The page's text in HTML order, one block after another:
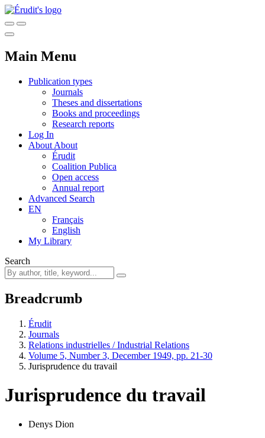
Main Menu
Publication types
Journals
Theses and dissertations
Books and proceedings
Research reports
Log In
About About
Érudit
Coalition Publica
Open access
Annual report
Advanced Search
EN
Français
English
My Library
Search
Breadcrumb
Érudit
Journals
Relations industrielles / Industrial Relations
Volume 5, Number 3, December 1949, pp. 21-30
Jurisprudence du travail
Jurisprudence du travail
Denys Dion